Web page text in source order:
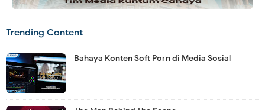
Trending Content
Bahaya Konten Soft Porn di Media Sosial